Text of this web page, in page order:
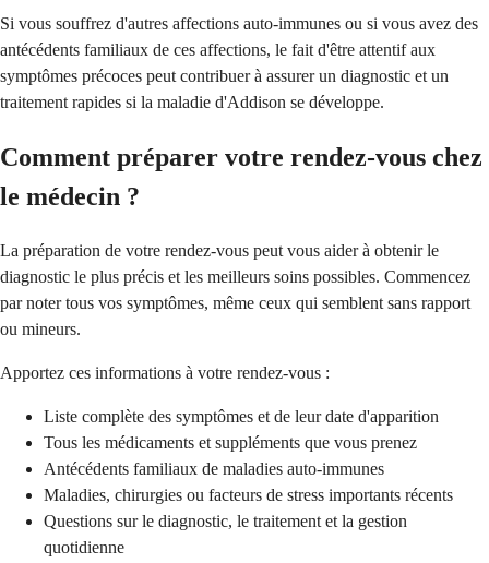
Si vous souffrez d'autres affections auto-immunes ou si vous avez des
antécédents familiaux de ces affections, le fait d'être attentif aux
symptômes précoces peut contribuer à assurer un diagnostic et un
traitement rapides si la maladie d'Addison se développe.
Comment préparer votre rendez-vous chez
le médecin ?
La préparation de votre rendez-vous peut vous aider à obtenir le
diagnostic le plus précis et les meilleurs soins possibles. Commencez
par noter tous vos symptômes, même ceux qui semblent sans rapport
ou mineurs.
Apportez ces informations à votre rendez-vous :
Liste complète des symptômes et de leur date d'apparition
Tous les médicaments et suppléments que vous prenez
Antécédents familiaux de maladies auto-immunes
Maladies, chirurgies ou facteurs de stress importants récents
Questions sur le diagnostic, le traitement et la gestion
quotidienne